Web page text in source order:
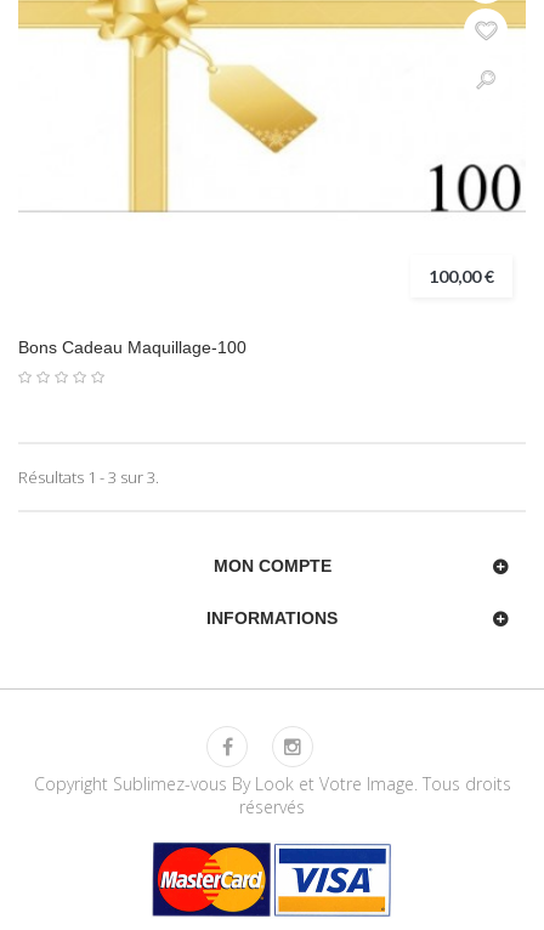
100,00 €
Bons Cadeau Maquillage-100
Résultats 1 - 3 sur 3.
MON COMPTE
INFORMATIONS
Copyright Sublimez-vous By Look et Votre Image. Tous droits
réservés